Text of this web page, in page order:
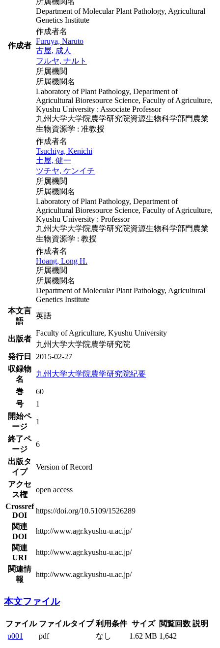
作成者
Department of Molecular Plant Pathology, Agricultural
Genetics Institute
作成者名
Furuya, Naruto
古屋, 成人
フルヤ, ナルト
所属機関
所属機関名
Laboratory of Plant Pathology, Department of
Agricultural Bioresource Science, Faculty of Agriculture,
Kyushu University : Associate Professor
九州大学大学院農学研究院資源生物科学部門農業
生物資源学 : 准教授
作成者名
Tsuchiya, Kenichi
土屋, 健一
ツチヤ, ケンイチ
所属機関
所属機関名
Laboratory of Plant Pathology, Department of
Agricultural Bioresource Science, Faculty of Agriculture,
Kyushu University : Professor
九州大学大学院農学研究院資源生物科学部門農業
生物資源学 : 教授
作成者名
Hoang, Long H.
所属機関
所属機関名
Department of Molecular Plant Pathology, Agricultural
Genetics Institute
本文言
語
英語
出版者
Faculty of Agriculture, Kyushu University
九州大学大学院農学研究院
発行日
2015-02-27
収録物
名
九州大学大学院農学研究院紀要
巻
60
号
1
開始ペ
ージ
1
終了ペ
ージ
6
出版タ
イプ
Version of Record
アクセ
ス権
open access
Crossref
DOI
https://doi.org/10.5109/1526289
関連
DOI
http://www.agr.kyushu-u.ac.jp/
関連
URI
http://www.agr.kyushu-u.ac.jp/
関連情
報
http://www.agr.kyushu-u.ac.jp/
本文ファイル
ファイル ファイルタイプ 利用条件 サイズ 閲覧回数 説明
p001
pdf なし 1.62 MB 1,642